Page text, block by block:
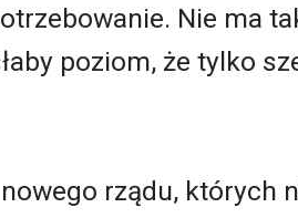
Nie ma
poziom, że tylko
rządu, których